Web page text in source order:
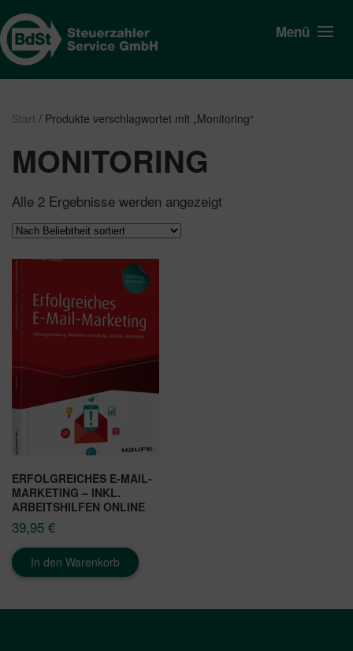
Menü
Start / Produkte verschlagwortet mit „Monitoring“
MONITORING
Alle 2 Ergebnisse werden angezeigt
ERFOLGREICHES E-MAIL-
MARKETING – INKL.
ARBEITSHILFEN ONLINE
39,95 €
In den Warenkorb